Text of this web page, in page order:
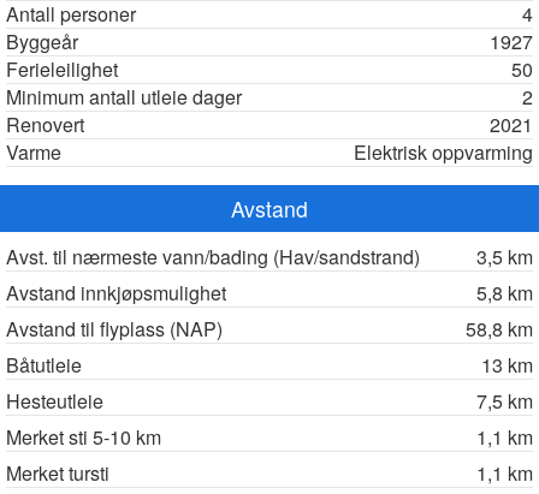
Antall personer
4
Byggeår
1927
Ferieleilighet
50
Minimum antall utleie dager
2
Renovert
2021
Varme
Elektrisk oppvarming
Avstand
Avst. til nærmeste vann/bading (Hav/sandstrand)
3,5 km
Avstand innkjøpsmulighet
5,8 km
Avstand til flyplass (NAP)
58,8 km
Båtutleie
13 km
Hesteutleie
7,5 km
Merket sti 5-10 km
1,1 km
Merket tursti
1,1 km